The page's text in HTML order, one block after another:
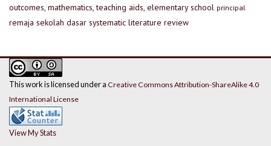
outcomes, mathematics, teaching aids, elementary school principal
remaja sekolah dasar systematic literature review
This work is licensed under a Creative Commons Attribution-ShareAlike 4.0
International License
View My Stats